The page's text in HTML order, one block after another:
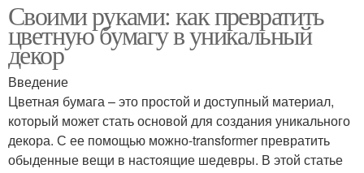
Своими руками: как превратить
цветную бумагу в уникальный
декор
Введение
Цветная бумага – это простой и доступный материал,
который может стать основой для создания уникального
декора. С ее помощью можно-transformer превратить
обыденные вещи в настоящие шедевры. В этой статье